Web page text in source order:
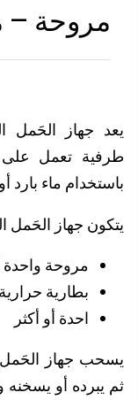
–
جهاز الحَمل
تعمل على
ماء بارد أو
جهاز الحَمل
مروحة واحدة أو
بطارية حرارية
احدة أو أكثر
جهاز الحَمل
أو يسخنه